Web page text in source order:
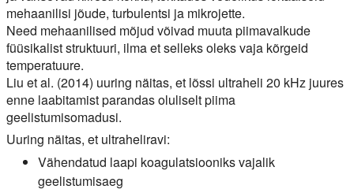
mehaanilisi jõude, turbulentsi ja mikrojette.
Need mehaanilised mõjud võivad muuta piimavalkude
füüsikalist struktuuri, ilma et selleks oleks vaja kõrgeid
temperatuure.
Liu et al. (2014) uuring näitas, et lõssi ultraheli 20 kHz juures
enne laabitamist parandas oluliselt piima
geelistumisomadusi.
Uuring näitas, et ultraheliravi:
Vähendatud laapi koagulatsiooniks vajalik
geelistumisaeg